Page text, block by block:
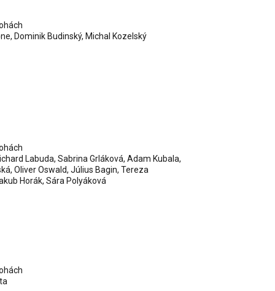
, Dominik Budinský, Michal Kozelský
Labuda, Sabrina Grláková, Adam Kubala,
, Oliver Oswald, Július Bagin, Tereza
Horák, Sára Polyáková